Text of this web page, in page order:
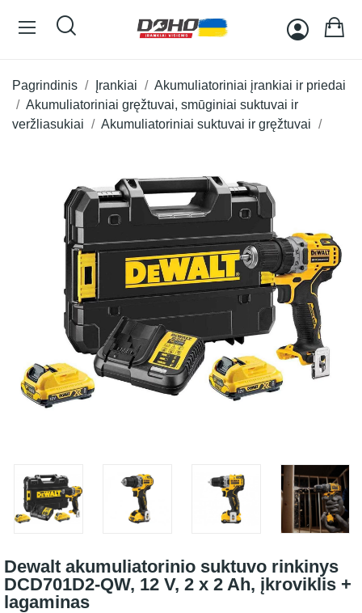
Pagrindinis Įrankiai
Akumuliatoriniai įrankiai ir priedai
Akumuliatoriniai gręžtuvai, smūginiai suktuvai ir
veržliasukiai
Akumuliatoriniai suktuvai ir gręžtuvai
Dewalt akumuliatorinio suktuvo rinkinys
DCD701D2-QW, 12 V, 2 x 2 Ah, įkroviklis +
lagaminas